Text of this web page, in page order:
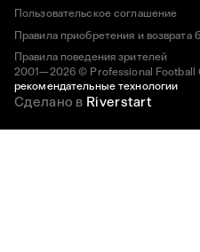
2001—2026 © Professional Football
рекомендательные технологии
Пользовательское соглашение
Правила приобретения и возврата
Правила поведения зрителей
Сделано в Riverstart